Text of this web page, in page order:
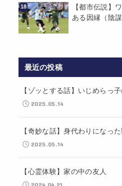
【都市伝説】
ある因縁（陰謀
最近の投稿
【ゾッとする話】いじめらっ
2025.05.14
【奇妙な話】身代わりになっ
2025.05.14
【心霊体験】家の中の友人